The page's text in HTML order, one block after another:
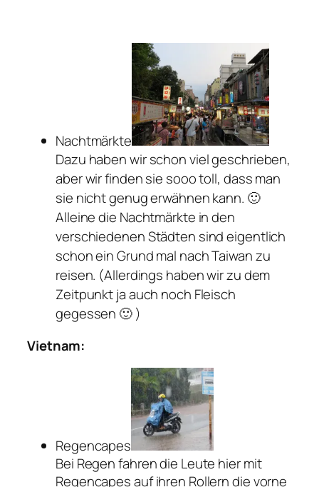
Nachtmärkte
Dazu haben wir schon viel geschrieben,
aber wir finden sie sooo toll, dass man
sie nicht genug erwähnen kann. 🙂
Alleine die Nachtmärkte in den
verschiedenen Städten sind eigentlich
schon ein Grund mal nach Taiwan zu
reisen. (Allerdings haben wir zu dem
Zeitpunkt ja auch noch Fleisch
gegessen 🙂 )
Vietnam:
Regencapes
Bei Regen fahren die Leute hier mit
Regencapes auf ihren Rollern die vorne